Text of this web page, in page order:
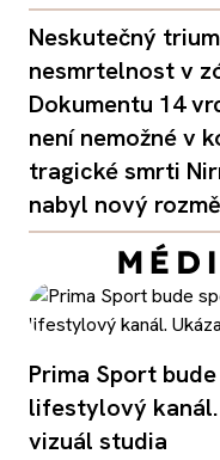
Neskutečný
nesmrtelnost v
Dokumentu 14
není nemožné v
tragické smrti
nabyl nový
Prima Sport
lifestylový kanál.
vizuál studia